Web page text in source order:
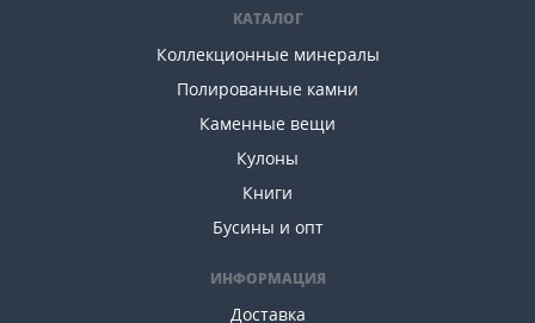
КАТАЛОГ
Коллекционные минералы
Полированные камни
Каменные вещи
Кулоны
Книги
Бусины и опт
ИНФОРМАЦИЯ
Доставка